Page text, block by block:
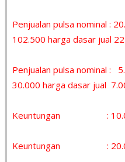
Penjualan pulsa nominal :
102.500 harga dasar jual
Penjualan pulsa nominal
30.000 harga dasar jual
Keuntungan : 10.000
Keuntungan : 20.000